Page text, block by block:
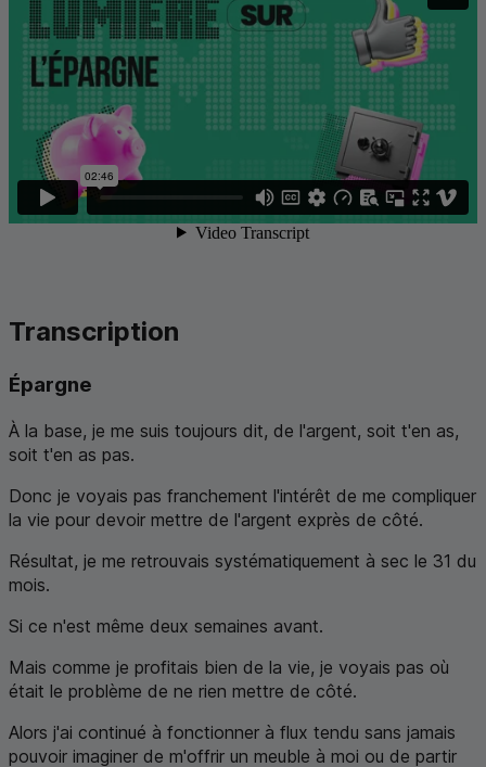
Transcription
Épargne
À la base, je me suis toujours dit, de l'argent, soit t'en as,
soit t'en as pas.
Donc je voyais pas franchement l'intérêt de me compliquer
la vie pour devoir mettre de l'argent exprès de côté.
Résultat, je me retrouvais systématiquement à sec le 31 du
mois.
Si ce n'est même deux semaines avant.
Mais comme je profitais bien de la vie, je voyais pas où
était le problème de ne rien mettre de côté.
Alors j'ai continué à fonctionner à flux tendu sans jamais
pouvoir imaginer de m'offrir un meuble à moi ou de partir